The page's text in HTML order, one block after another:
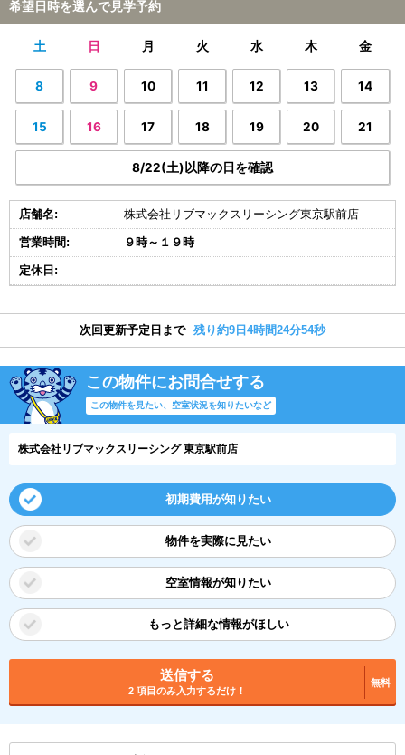
希望日時を選んで見学予約
土 日 月 火 水 木 金
8 9 10 11 12 13 14
15 16 17 18 19 20 21
8/22(土)以降の日を確認
店舗名: 株式会社リブマックスリーシング東京駅前店
営業時間: ９時～１９時
定休日:
次回更新予定日まで 残り約9日4時間24分54秒
この物件にお問合せする
この物件を見たい、空室状況を知りたいなど
株式会社リブマックスリーシング 東京駅前店
初期費用が知りたい
物件を実際に見たい
空室情報が知りたい
もっと詳細な情報がほしい
送信する
2 項目のみ入力するだけ！
無料